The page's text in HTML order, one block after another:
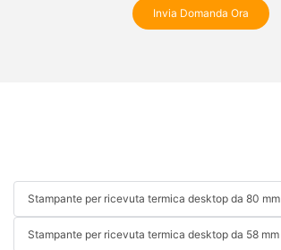
Invia Domanda Ora
Stampante per ricevuta termica desktop da 80 mm
Stampante per ricevuta termica desktop da 58 mm